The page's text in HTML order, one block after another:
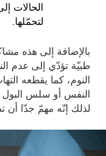
الحالات
لتحمّلها.
بالإضافة إلى هذه
طبيّة تؤدّي إلى عدم
النوم، كما يقطعه
النفس أو سلس البول
لذلك إنّه مهمّ جدّا